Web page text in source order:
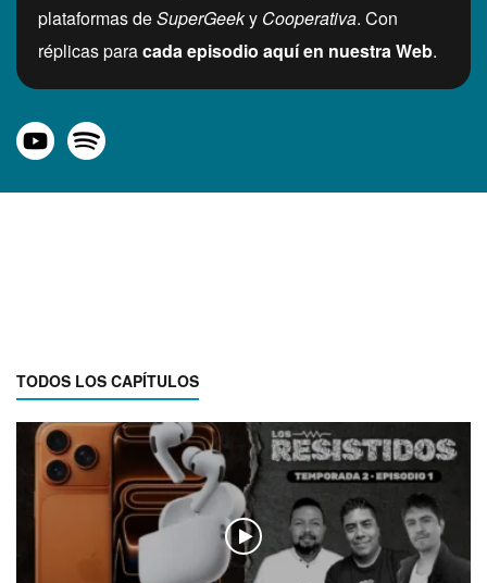
plataformas deSuperGeeky Cooperativa. Con
réplicas paracada episodio aquí en nuestra Web.
TODOS LOS CAPÍTULOS